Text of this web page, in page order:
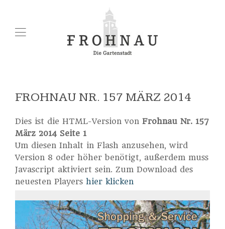
FROHNAU NR. 157 MÄRZ 2014
Dies ist die HTML-Version von Frohnau Nr. 157
März 2014 Seite 1
Um diesen Inhalt in Flash anzusehen, wird
Version 8 oder höher benötigt, außerdem muss
Javascript aktiviert sein. Zum Download des
neuesten Players hier klicken